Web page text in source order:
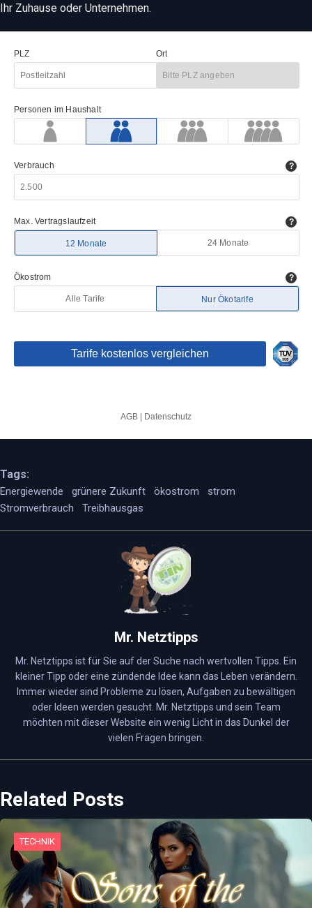
Ihr Zuhause oder Unternehmen.
Tags:
Energiewende grünere Zukunft ökostrom
strom
Stromverbrauch
Treibhausgas
Mr. Netztipps
Mr. Netztipps ist für Sie auf der Suche nach wertvollen Tipps. Ein
kleiner Tipp oder eine zündende Idee kann das Leben verändern.
Immer wieder sind Probleme zu lösen, Aufgaben zu bewältigen
oder Ideen werden gesucht. Mr. Netztipps und sein Team
möchten mit dieser Website ein wenig Licht in das Dunkel der
vielen Fragen bringen.
Related Posts
TECHNIK